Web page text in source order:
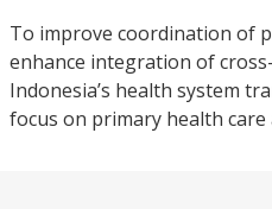
To improve coordination of
enhance integration of
Indonesia’s health system
focus on primary health